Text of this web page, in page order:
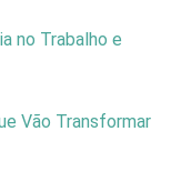
no Trabalho e
Vão Transformar